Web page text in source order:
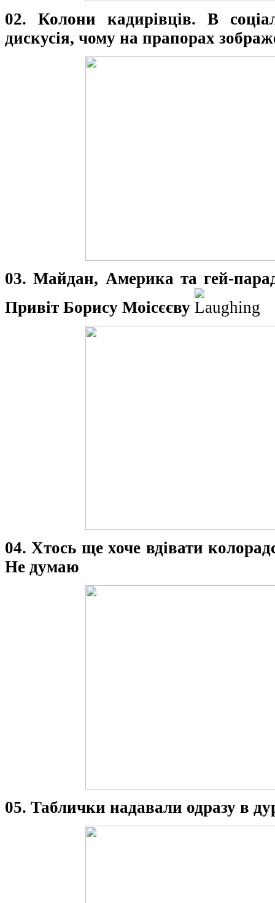
02. Колони кадирівців. В
дискусія, чому на прапорах
03. Майдан, Америка та гей-
Привіт Борису Моісєєву
04. Хтось ще хоче вдівати
Не думаю
05. Таблички надавали одразу в